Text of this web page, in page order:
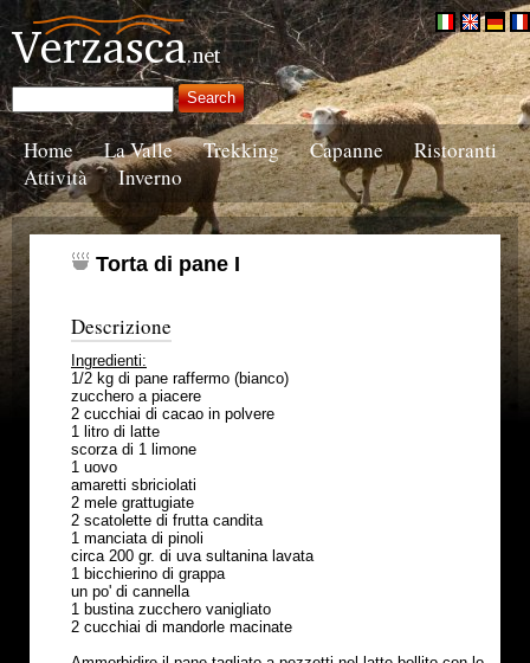
Home La Valle Trekking Capanne
Ristoranti
Attività
Inverno
Torta di pane I
Descrizione
Ingredienti:
1/2 kg di pane raffermo (bianco)
zucchero a piacere
2 cucchiai di cacao in polvere
1 litro di latte
scorza di 1 limone
1 uovo
amaretti sbriciolati
2 mele grattugiate
2 scatolette di frutta candita
1 manciata di pinoli
circa 200 gr. di uva sultanina lavata
1 bicchierino di grappa
un po' di cannella
1 bustina zucchero vanigliato
2 cucchiai di mandorle macinate